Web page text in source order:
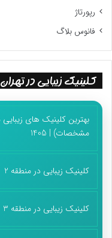
رپورتاژ
فانوس بلاگ
کلینیک زیبایی در تهران
مشخصات) | 1405
کلینیک زیبایی در منطقه 2
کلینیک زیبایی در منطقه 3